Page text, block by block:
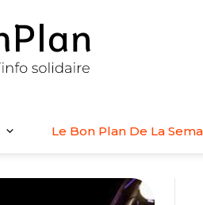
Le Bon Plan De La